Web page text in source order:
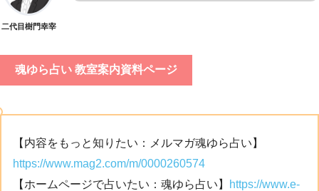
二代目樹門幸宰
魂ゆら占い 教室案内資料ページ
【内容をもっと知りたい：メルマガ魂ゆら占い】
https://www.mag2.com/m/0000260574
【ホームページで占いたい：魂ゆら占い】
https://www.e-